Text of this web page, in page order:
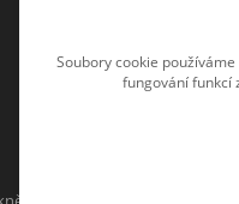
Soubory cookie
fungování funkcí